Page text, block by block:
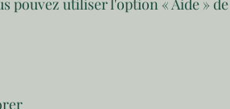
pouvez utiliser l'option « Aide » de